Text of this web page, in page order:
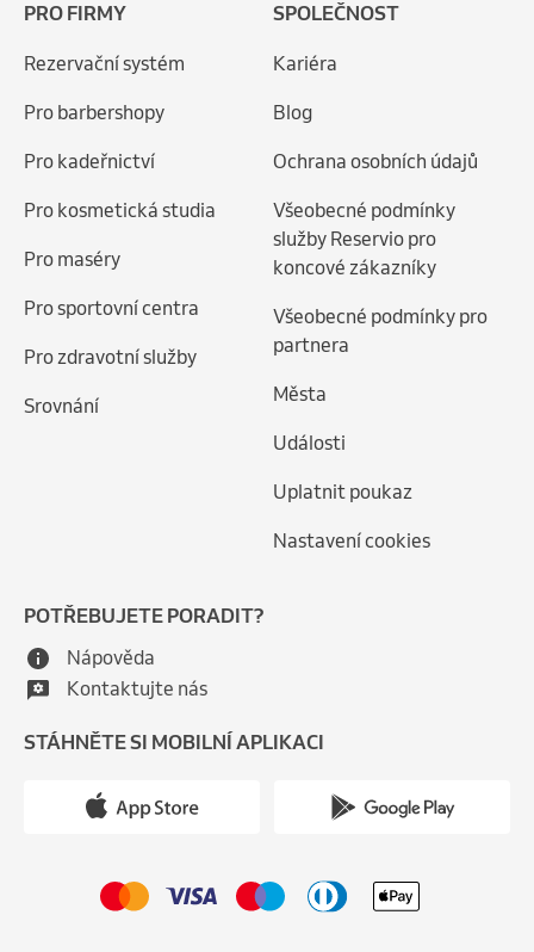
PRO FIRMY
Rezervační systém
Pro barbershopy
Pro kadeřnictví
Pro kosmetická studia
Pro maséry
Pro sportovní centra
Pro zdravotní služby
Srovnání
SPOLEČNOST
Kariéra
Blog
Ochrana osobních údajů
Všeobecné podmínky
služby Reservio pro
koncové zákazníky
Všeobecné podmínky pro
partnera
Města
Události
Uplatnit poukaz
Nastavení cookies
POTŘEBUJETE PORADIT?
Nápověda
Kontaktujte nás
STÁHNĚTE SI MOBILNÍ APLIKACI